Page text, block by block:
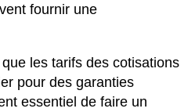
fournir une
les tarifs des cotisations
pour des garanties
essentiel de faire un